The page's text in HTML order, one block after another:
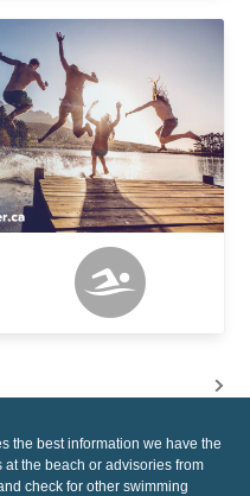
the best information we have the
at the beach or advisories from
check for other swimming